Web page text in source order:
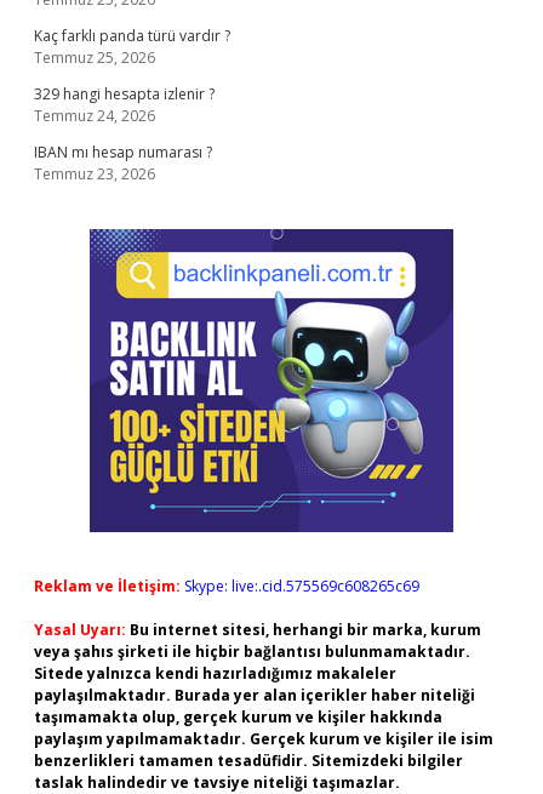
Kaç farklı panda türü vardır ?
Temmuz 25, 2026
329 hangi hesapta izlenir ?
Temmuz 24, 2026
IBAN mı hesap numarası ?
Temmuz 23, 2026
Reklam ve İletişim: Skype: live:.cid.575569c608265c69
Yasal Uyarı: Bu internet sitesi, herhangi bir marka, kurum
veya şahıs şirketi ile hiçbir bağlantısı bulunmamaktadır.
Sitede yalnızca kendi hazırladığımız makaleler
paylaşılmaktadır. Burada yer alan içerikler haber niteliği
taşımamakta olup, gerçek kurum ve kişiler hakkında
paylaşım yapılmamaktadır. Gerçek kurum ve kişiler ile isim
benzerlikleri tamamen tesadüfidir. Sitemizdeki bilgiler
taslak halindedir ve tavsiye niteliği taşımazlar.